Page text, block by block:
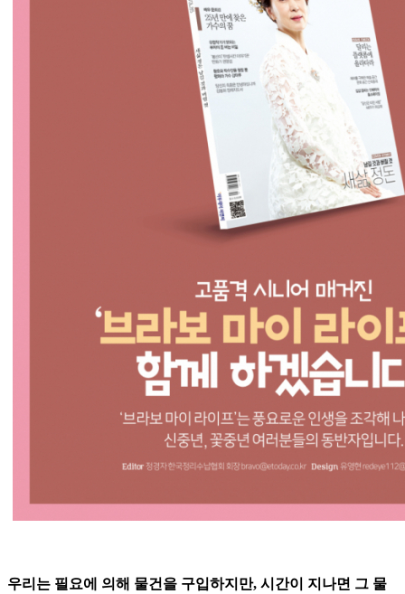
우리는 필요에 의해 물건을 구입하지만, 시간이 지나면 그 물